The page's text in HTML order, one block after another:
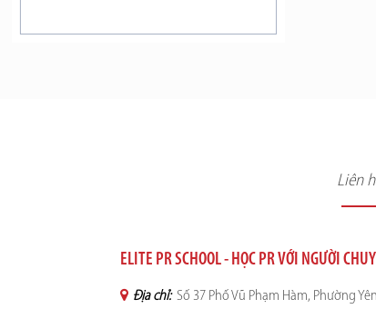
Liên
ELITE PR SCHOOL - HỌC PR VỚI NGƯỜI
Địa chỉ: Số 37 Phố Vũ Phạm Hàm, Phường